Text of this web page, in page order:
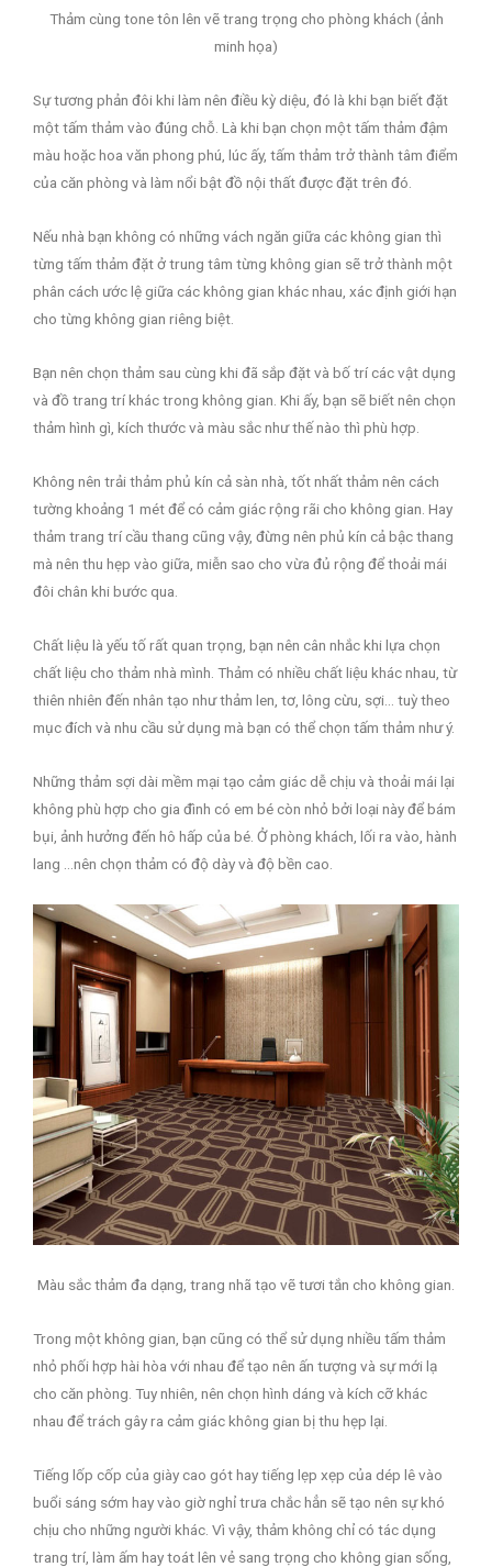
Thảm cùng tone tôn lên vẽ trang trọng cho phòng khách (ảnh
minh họa)
Sự tương phản đôi khi làm nên điều kỳ diệu, đó là khi bạn biết đặt
một tấm thảm vào đúng chỗ. Là khi bạn chọn một tấm thảm đậm
màu hoặc hoa văn phong phú, lúc ấy, tấm thảm trở thành tâm điểm
của căn phòng và làm nổi bật đồ nội thất được đặt trên đó.
Nếu nhà bạn không có những vách ngăn giữa các không gian thì
từng tấm thảm đặt ở trung tâm từng không gian sẽ trở thành một
phân cách ước lệ giữa các không gian khác nhau, xác định giới hạn
cho từng không gian riêng biệt.
Bạn nên chọn thảm sau cùng khi đã sắp đặt và bố trí các vật dụng
và đồ trang trí khác trong không gian. Khi ấy, bạn sẽ biết nên chọn
thảm hình gì, kích thước và màu sắc như thế nào thì phù hợp.
Không nên trải thảm phủ kín cả sàn nhà, tốt nhất thảm nên cách
tường khoảng 1 mét để có cảm giác rộng rãi cho không gian. Hay
thảm trang trí cầu thang cũng vậy, đừng nên phủ kín cả bậc thang
mà nên thu hẹp vào giữa, miễn sao cho vừa đủ rộng để thoải mái
đôi chân khi bước qua.
Chất liệu là yếu tố rất quan trọng, bạn nên cân nhắc khi lựa chọn
chất liệu cho thảm nhà mình. Thảm có nhiều chất liệu khác nhau, từ
thiên nhiên đến nhân tạo như thảm len, tơ, lông cừu, sợi… tuỳ theo
mục đích và nhu cầu sử dụng mà bạn có thể chọn tấm thảm như ‎ý.
Những thảm sợi dài mềm mại tạo cảm giác dễ chịu và thoải mái lại
không phù hợp cho gia đình có em bé còn nhỏ bởi loại này để bám
bụi, ảnh hưởng đến hô hấp của bé. Ở phòng khách, lối ra vào, hành
lang …nên chọn thảm có độ dày và độ bền cao.
Màu sắc thảm đa dạng, trang nhã tạo vẽ tươi tắn cho không gian.
Trong một không gian, bạn cũng có thể sử dụng nhiều tấm thảm
nhỏ phối hợp hài hòa với nhau để tạo nên ấn tượng và sự mới lạ
cho căn phòng. Tuy nhiên, nên chọn hình dáng và kích cỡ khác
nhau để trách gây ra cảm giác không gian bị thu hẹp lại.
Tiếng lốp cốp của giày cao gót hay tiếng lẹp xẹp của dép lê vào
buổi sáng sớm hay vào giờ nghỉ trưa chắc hẳn sẽ tạo nên sự khó
chịu cho những người khác. Vì vậy, thảm không chỉ có tác dụng
trang trí, làm ấm hay toát lên vẻ sang trọng cho không gian sống,